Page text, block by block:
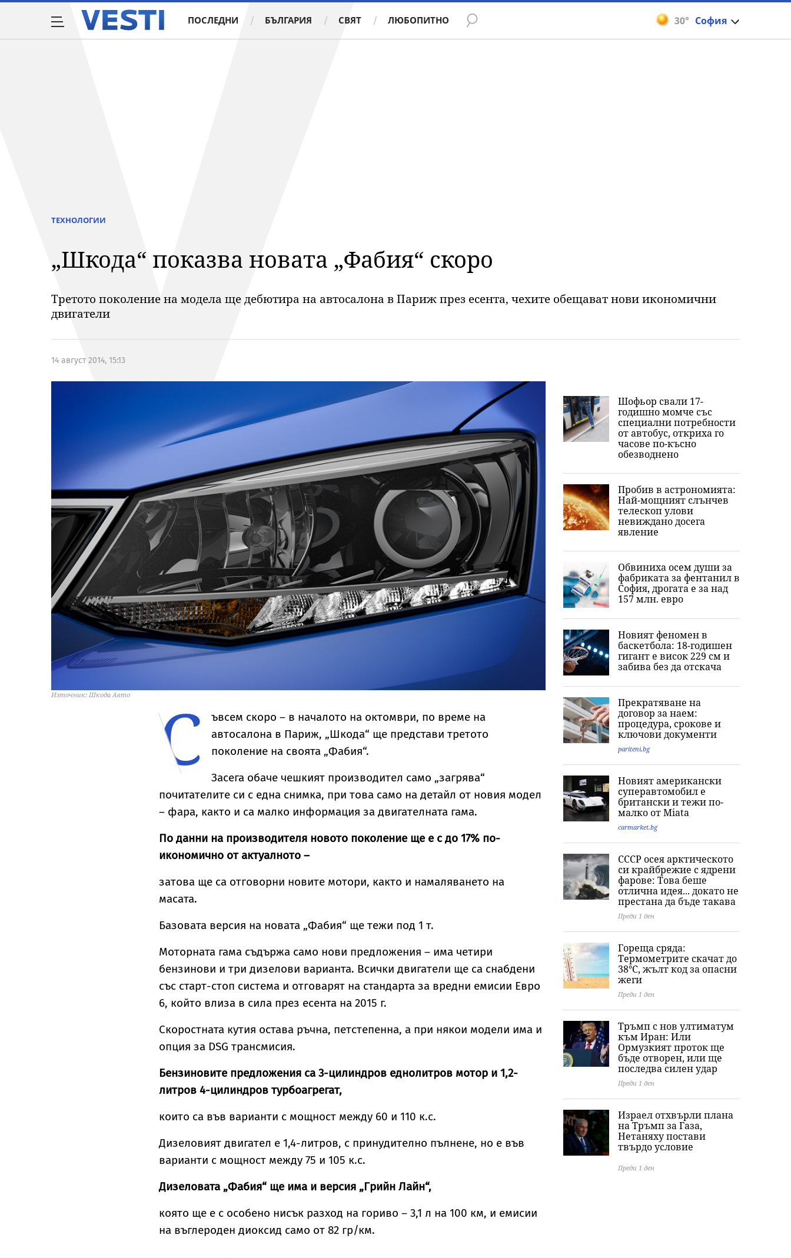
30° София
ПОСЛЕДНИ БЪЛГАРИЯ СВЯТ ЛЮБОПИТНО
ТЕХНОЛОГИИ
„Шкода“ показва новата „Фабия“ скоро
Третото поколение на модела ще дебютира на автосалона в Париж през есента, чехите обещават нови икономични
двигатели
14 август 2014, 15:13
Източник: Шкода Авто С
ъвсем скоро – в началото на октомври, по време на
автосалона в Париж, „Шкода“ ще представи третото
поколение на своята „Фабия“.
Засега обаче чешкият производител само „загрява“
почитателите си с една снимка, при това само на детайл от новия модел
– фара, както и са малко информация за двигателната гама.
По данни на производителя новото поколение ще е с до 17% по-
икономично от актуалното –
затова ще са отговорни новите мотори, както и намаляването на
масата.
Базовата версия на новата „Фабия“ ще тежи под 1 т.
Моторната гама съдържа само нови предложения – има четири
бензинови и три дизелови варианта. Всички двигатели ще са снабдени
със старт-стоп система и отговарят на стандарта за вредни емисии Евро
6, който влиза в сила през есента на 2015 г.
Скоростната кутия остава ръчна, петстепенна, а при някои модели има и
опция за DSG трансмисия.
Бензиновите предложения са 3-цилиндров еднолитров мотор и 1,2-
литров 4-цилиндров турбоагрегат,
които са във варианти с мощност между 60 и 110 к.с.
Дизеловият двигател е 1,4-литров, с принудително пълнене, но е във
варианти с мощност между 75 и 105 к.с.
Дизеловата „Фабия“ ще има и версия „Грийн Лайн“,
която ще е с особено нисък разход на гориво – 3,1 л на 100 км, и емисии
на въглероден диоксид само от 82 гр/км.
Шофьор свали 17-
годишно момче със
специални потребности
от автобус, откриха го
часове по-късно
обезводнено
Пробив в астрономията:
Най-мощният слънчев
телескоп улови
невиждано досега
явление
Обвиниха осем души за
фабриката за фентанил в
София, дрогата е за над
157 млн. евро
Новият феномен в
баскетбола: 18-годишен
гигант е висок 229 см и
забива без да отскача
Прекратяване на
договор за наем:
процедура, срокове и
ключови документи
pariteni.bg
Новият американски
суперавтомобил е
британски и тежи по-
малко от Miata
carmarket.bg
СССР осея арктическото
си крайбрежие с ядрени
фарове: Това беше
отлична идея... докато не
престана да бъде такава
Преди 1 ден
Гореща сряда:
Термометрите скачат до
38°C, жълт код за опасни
жеги
Преди 1 ден
Тръмп с нов ултиматум
към Иран: Или
Ормузкият проток ще
бъде отворен, или ще
последва силен удар
Преди 1 ден
Израел отхвърли плана
на Тръмп за Газа,
Нетаняху постави
твърдо условие
Преди 1 ден